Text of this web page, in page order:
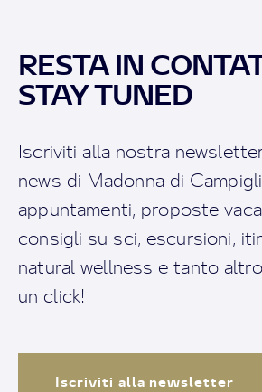
RESTA IN
STAY TUNED
Iscriviti alla nostra
news di Madonna di
appuntamenti, proposte
consigli su sci, escursioni,
natural wellness e tanto
un click!
Iscriviti alla newsletter